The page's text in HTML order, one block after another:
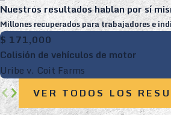
Nuestros resultados hablan por sí
Millones recuperados para trabajadores e
$ 171,000
Colisión de vehículos de motor
Uribe v. Coit Farms
VER TODOS LOS